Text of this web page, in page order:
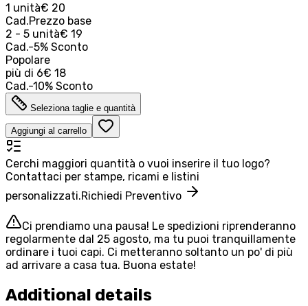
1 unità€ 20
Cad.Prezzo base
2 - 5 unità€ 19
Cad.-5% Sconto
Popolare
più di 6€ 18
Cad.-10% Sconto
Seleziona taglie e quantità
Aggiungi al carrello
Cerchi maggiori quantità o vuoi inserire il tuo logo?
Contattaci per stampe, ricami e listini
personalizzati.Richiedi Preventivo
Ci prendiamo una pausa! Le spedizioni riprenderanno
regolarmente dal 25 agosto, ma tu puoi tranquillamente
ordinare i tuoi capi. Ci metteranno soltanto un po' di più
ad arrivare a casa tua. Buona estate!
Additional details